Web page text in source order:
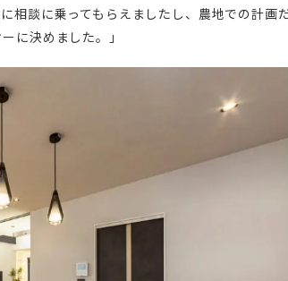
相談に乗ってもらえましたし、農地での計画
に決めました。」